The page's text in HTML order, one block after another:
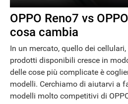
OPPO Reno7 vs
cosa cambia
In un mercato, quello dei
prodotti disponibili cresce in
delle cose più complicate è
modelli. Cerchiamo di aiutarvi a
modelli molto competitivi di